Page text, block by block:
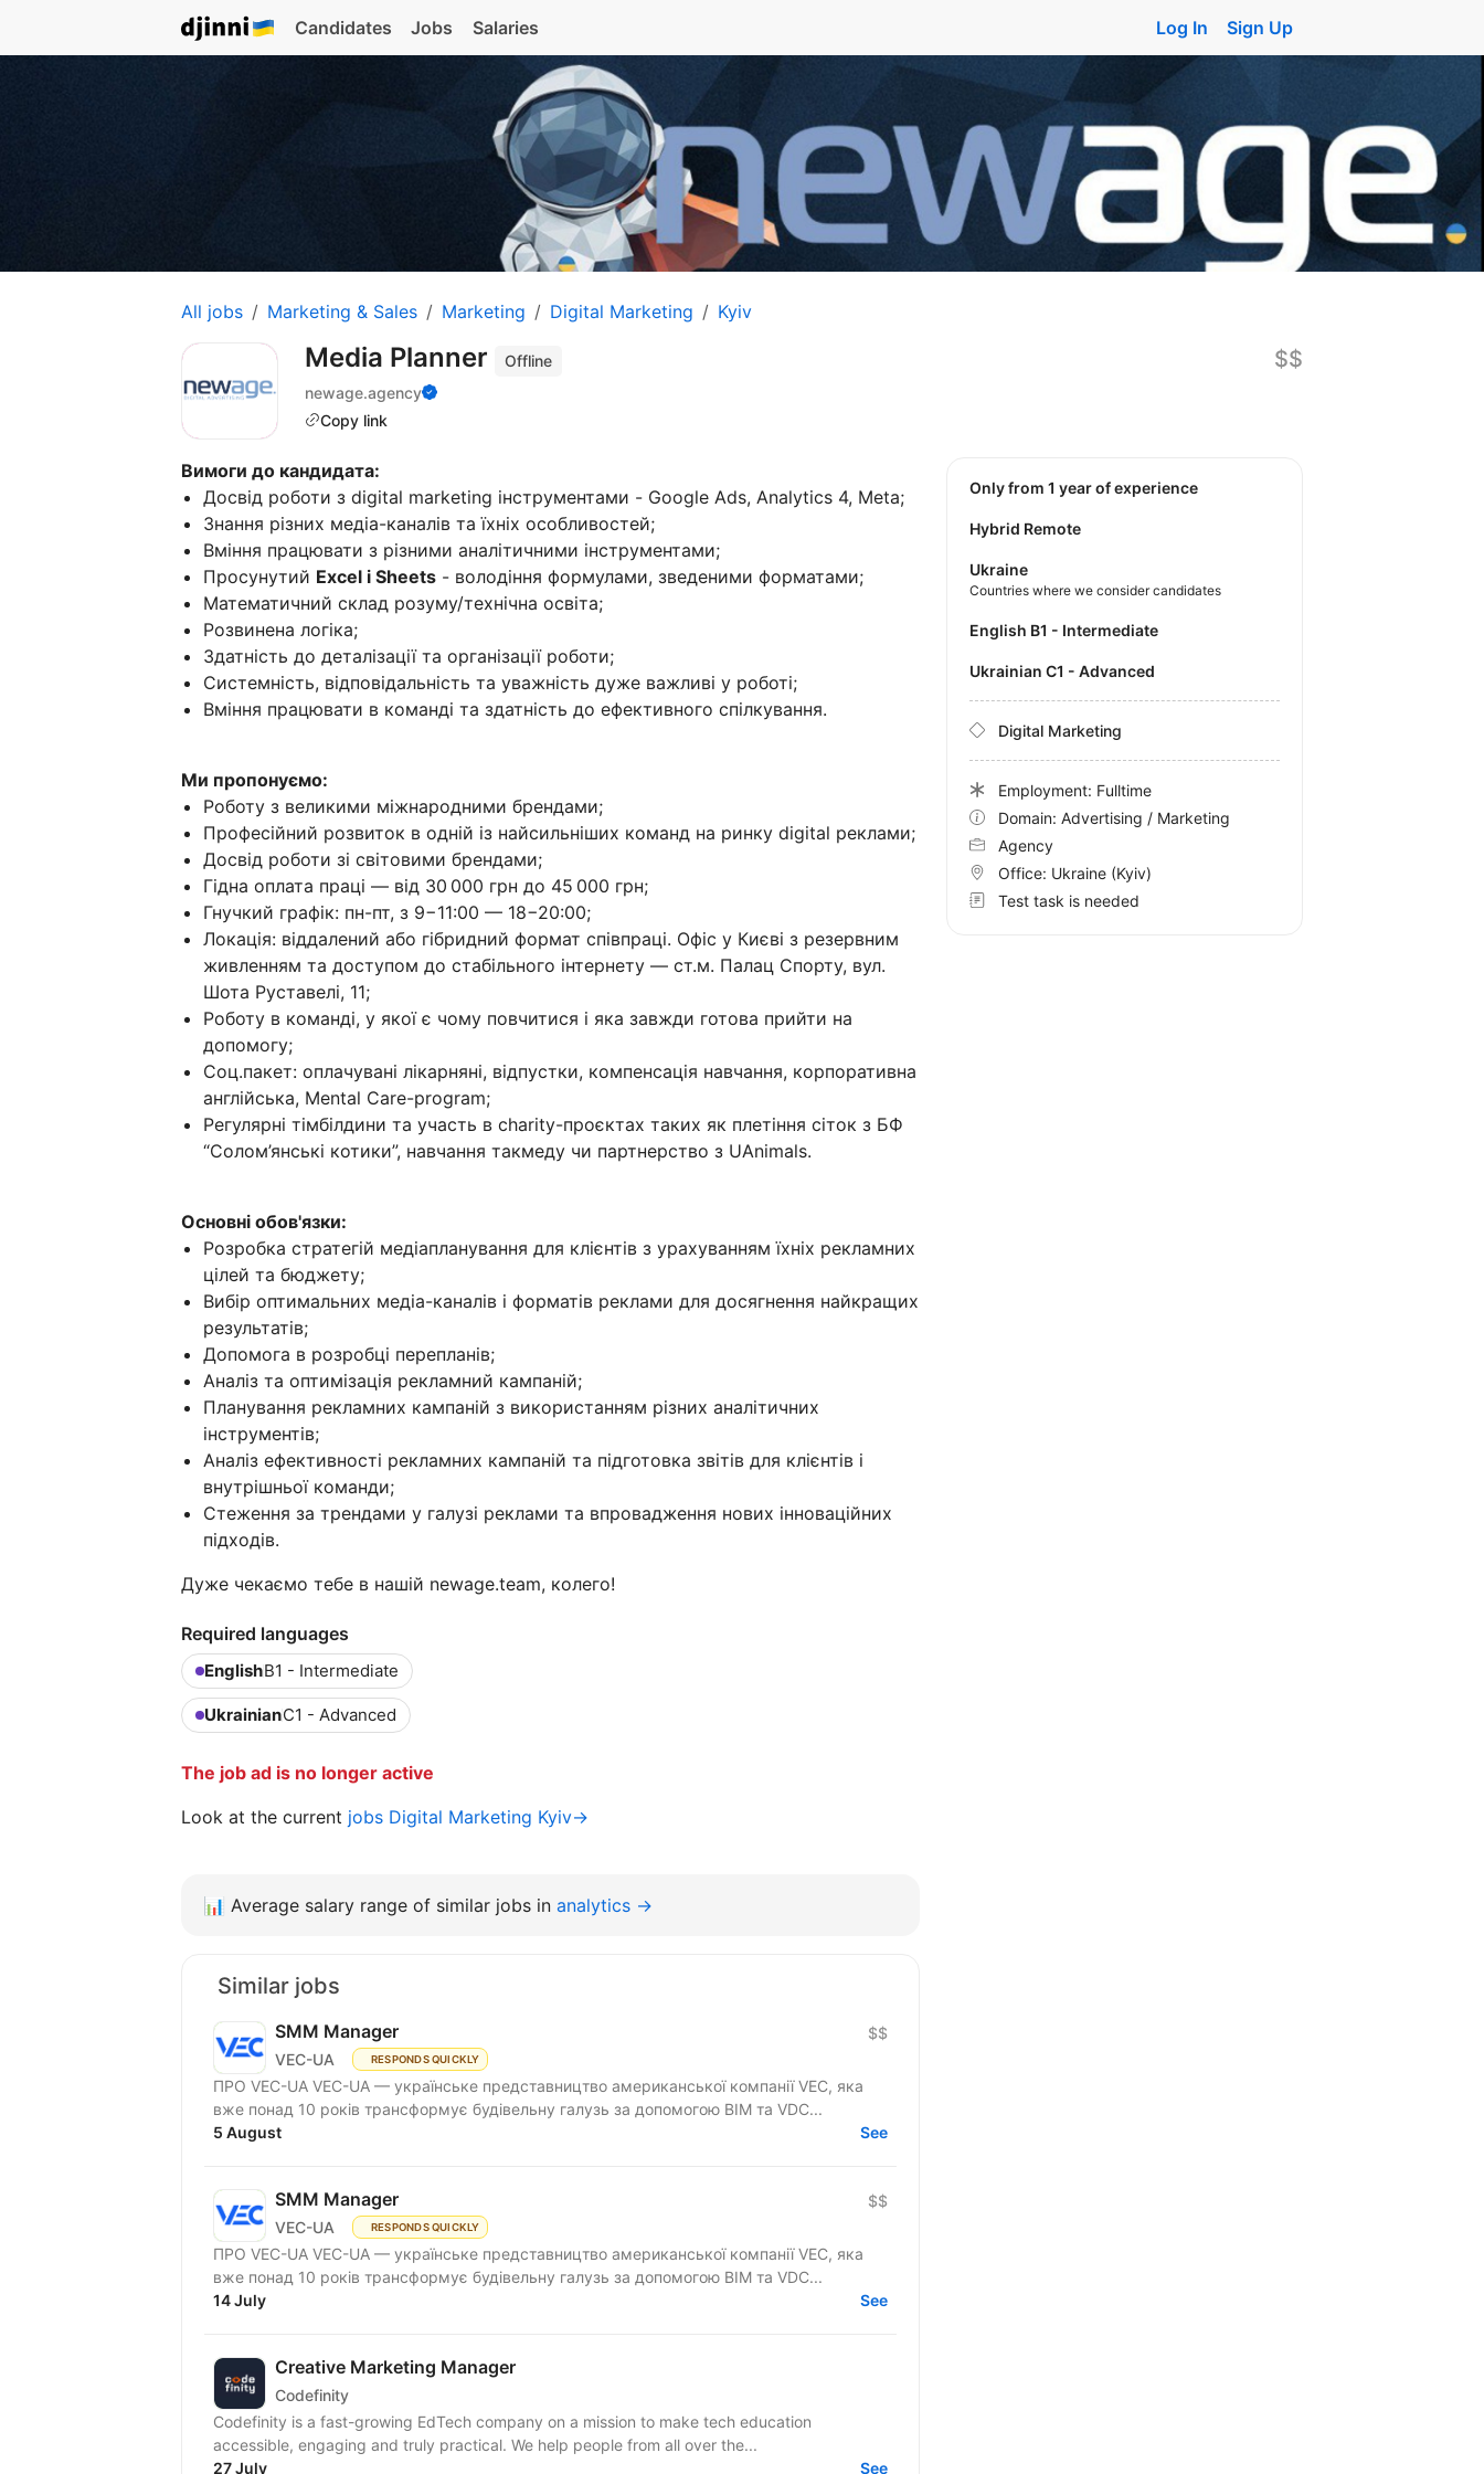
Candidates Jobs Salaries Log In Sign Up
All jobs Marketing & Sales Marketing Digital Marketing Kyiv
Media Planner
Offline
newage.agency
Copy link
$$
Вимоги до кандидата:
Досвід роботи з digital marketing інструментами - Google Ads, Analytics 4, Meta;
Знання різних медіа-каналів та їхніх особливостей;
Вміння працювати з різними аналітичними інструментами;
Просунутий Excel і Sheets - володіння формулами, зведеними форматами;
Математичний склад розуму/технічна освіта;
Розвинена логіка;
Здатність до деталізації та організації роботи;
Системність, відповідальність та уважність дуже важливі у роботі;
Вміння працювати в команді та здатність до ефективного спілкування.
Ми пропонуємо:
Роботу з великими міжнародними брендами;
Професійний розвиток в одній із найсильніших команд на ринку digital реклами;
Досвід роботи зі світовими брендами;
Гідна оплата праці — від 30 000 грн до 45 000 грн;
Гнучкий графік: пн-пт, з 9−11:00 — 18−20:00;
Локація: віддалений або гібридний формат співпраці. Офіс у Києві з резервним
живленням та доступом до стабільного інтернету — ст.м. Палац Спорту, вул.
Шота Руставелі, 11;
Роботу в команді, у якої є чому повчитися і яка завжди готова прийти на
допомогу;
Соц.пакет: оплачувані лікарняні, відпустки, компенсація навчання, корпоративна
англійська, Mental Care-program;
Регулярні тімбілдини та участь в charity-проєктах таких як плетіння сіток з БФ
“Солом’янські котики”, навчання такмеду чи партнерство з UAnimals.
Основні обов'язки:
Розробка стратегій медіапланування для клієнтів з урахуванням їхніх рекламних
цілей та бюджету;
Вибір оптимальних медіа-каналів і форматів реклами для досягнення найкращих
результатів;
Допомога в розробці перепланів;
Аналіз та оптимізація рекламний кампаній;
Планування рекламних кампаній з використанням різних аналітичних
інструментів;
Аналіз ефективності рекламних кампаній та підготовка звітів для клієнтів і
внутрішньої команди;
Стеження за трендами у галузі реклами та впровадження нових інноваційних
підходів.
Дуже чекаємо тебе в нашій newage.team, колего!
Required languages
EnglishB1 - Intermediate
UkrainianC1 - Advanced
The job ad is no longer active
Look at the current jobs Digital Marketing Kyiv→
Only from 1 year of experience
Hybrid Remote
Ukraine
Countries where we consider candidates
English B1 - Intermediate
Ukrainian C1 - Advanced
Digital Marketing
Employment: Fulltime
Domain: Advertising / Marketing
Agency
Office: Ukraine (Kyiv)
Test task is needed
📊 Average salary range of similar jobs in analytics →
Similar jobs
SMM Manager
VEC-UA RESPONDS QUICKLY
$$
ПРО VEC-UA VEC-UA — українське представництво американської компанії VEC, яка
вже понад 10 років трансформує будівельну галузь за допомогою BIM та VDC...
5 August
See
SMM Manager
VEC-UA RESPONDS QUICKLY
$$
ПРО VEC-UA VEC-UA — українське представництво американської компанії VEC, яка
вже понад 10 років трансформує будівельну галузь за допомогою BIM та VDC...
14 July
See
Creative Marketing Manager
Codefinity
Codefinity is a fast-growing EdTech company on a mission to make tech education
accessible, engaging and truly practical. We help people from all over the...
27 July
See